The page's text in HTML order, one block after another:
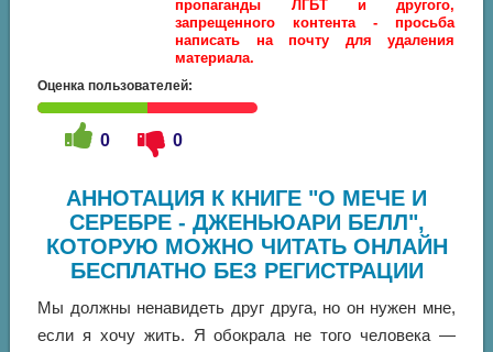
пропаганды ЛГБТ и другого,
запрещенного контента - просьба
написать на почту для удаления
материала.
Оценка пользователей:
0 0
АННОТАЦИЯ К КНИГЕ "О МЕЧЕ И
СЕРЕБРЕ - ДЖЕНЬЮАРИ БЕЛЛ",
КОТОРУЮ МОЖНО ЧИТАТЬ ОНЛАЙН
БЕСПЛАТНО БЕЗ РЕГИСТРАЦИИ
Мы должны ненавидеть друг друга, но он нужен мне,
если я хочу жить. Я обокрала не того человека —